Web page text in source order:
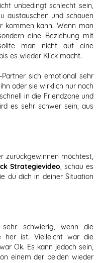
unbedingt schlecht sein,
austauschen und schauen
kommen kann. Wenn man
eine Beziehung mit
man nicht auf eine
es wieder Klick macht.
sich emotional sehr
oder sie wirklich nur noch
in die Friendzone und
es sehr schwer sein, aus
zurückgewinnen möchtest,
Strategievideo, schau es
du dich in deiner Situation
schwierig, wenn die
her ist. Vielleicht war die
Ok. Es kann jedoch sein,
einem der beiden wieder